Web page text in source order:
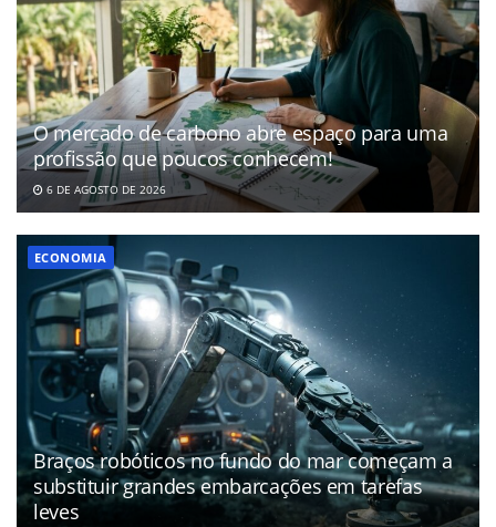
O mercado de carbono abre espaço para uma
profissão que poucos conhecem!
6 DE AGOSTO DE 2026
ECONOMIA
Braços robóticos no fundo do mar começam a
substituir grandes embarcações em tarefas
leves